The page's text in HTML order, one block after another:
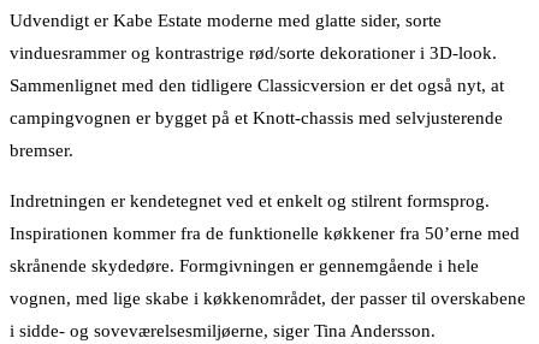
Udvendigt er Kabe Estate moderne med glatte sider, sorte
vinduesrammer og kontrastrige rød/sorte dekorationer i 3D-look.
Sammenlignet med den tidligere Classicversion er det også nyt, at
campingvognen er bygget på et Knott-chassis med selvjusterende
bremser.
Indretningen er kendetegnet ved et enkelt og stilrent formsprog.
Inspirationen kommer fra de funktionelle køkkener fra 50’erne med
skrånende skydedøre. Formgivningen er gennemgående i hele
vognen, med lige skabe i køkkenområdet, der passer til overskabene
i sidde- og soveværelsesmiljøerne, siger Tina Andersson.